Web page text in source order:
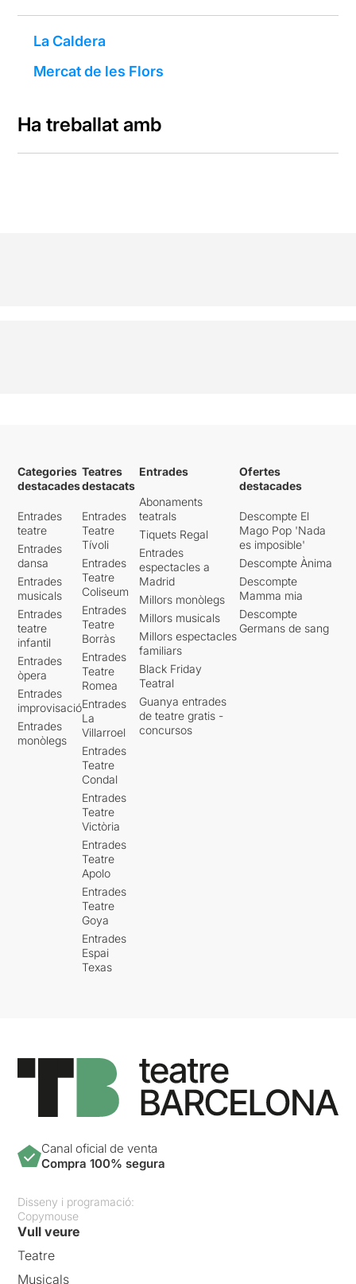
La Caldera
Mercat de les Flors
Ha treballat amb
Categories
destacades
Entrades
teatre
Entrades
dansa
Entrades
musicals
Entrades
teatre
infantil
Entrades
òpera
Entrades
improvisació
Entrades
monòlegs
Teatres
destacats
Entrades
Teatre
Tívoli
Entrades
Teatre
Coliseum
Entrades
Teatre
Borràs
Entrades
Teatre
Romea
Entrades
La
Villarroel
Entrades
Teatre
Condal
Entrades
Teatre
Victòria
Entrades
Teatre
Apolo
Entrades
Teatre
Goya
Entrades
Espai
Texas
Entrades
Abonaments
teatrals
Tiquets Regal
Entrades
espectacles a
Madrid
Millors monòlegs
Millors musicals
Millors espectacles
familiars
Black Friday
Teatral
Guanya entrades
de teatre gratis -
concursos
Ofertes
destacades
Descompte El
Mago Pop 'Nada
es imposible'
Descompte Ànima
Descompte
Mamma mia
Descompte
Germans de sang
Canal oficial de venta
Compra 100% segura
Disseny i programació:
Copymouse
Vull veure
Teatre
Musicals